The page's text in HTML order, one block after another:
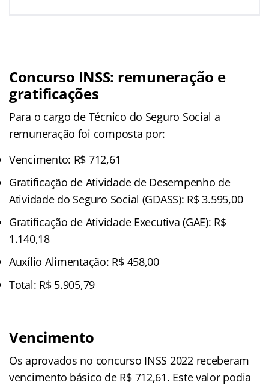
Concurso INSS: remuneração e
gratificações
Para o cargo de Técnico do Seguro Social a
remuneração foi composta por:
Vencimento: R$ 712,61
Gratificação de Atividade de Desempenho de
Atividade do Seguro Social (GDASS): R$ 3.595,00
Gratificação de Atividade Executiva (GAE): R$
1.140,18
Auxílio Alimentação: R$ 458,00
Total: R$ 5.905,79
Vencimento
Os aprovados no concurso INSS 2022 receberam
vencimento básico de R$ 712,61. Este valor podia